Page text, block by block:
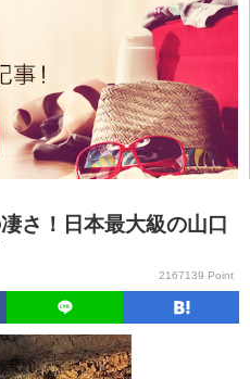
さ！日本最大級の山口
2167139 Point